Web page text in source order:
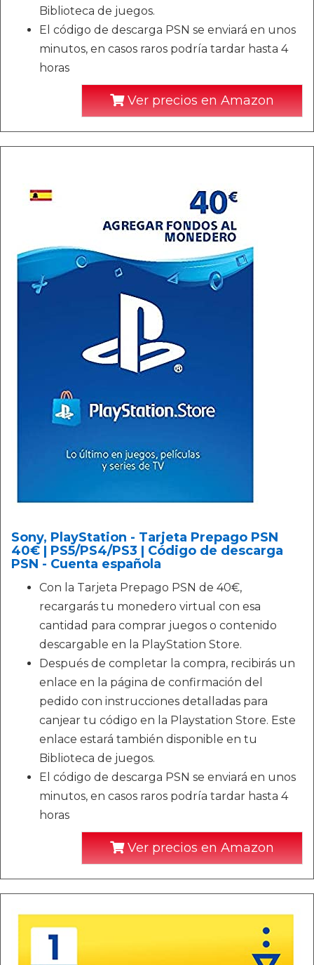
Biblioteca de juegos.
El código de descarga PSN se enviará en unos
minutos, en casos raros podría tardar hasta 4
horas
Ver precios en Amazon
Sony, PlayStation - Tarjeta Prepago PSN
40€ | PS5/PS4/PS3 | Código de descarga
PSN - Cuenta española
Con la Tarjeta Prepago PSN de 40€,
recargarás tu monedero virtual con esa
cantidad para comprar juegos o contenido
descargable en la PlayStation Store.
Después de completar la compra, recibirás un
enlace en la página de confirmación del
pedido con instrucciones detalladas para
canjear tu código en la Playstation Store. Este
enlace estará también disponible en tu
Biblioteca de juegos.
El código de descarga PSN se enviará en unos
minutos, en casos raros podría tardar hasta 4
horas
Ver precios en Amazon